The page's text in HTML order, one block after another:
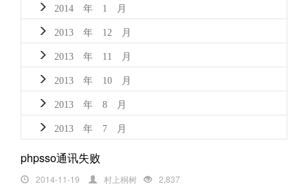
2014 年 1 月
2013 年 12 月
2013 年 11 月
2013 年 10 月
2013 年 8 月
2013 年 7 月
phpsso通讯失败
2014-11-19 村上桐树 2,837